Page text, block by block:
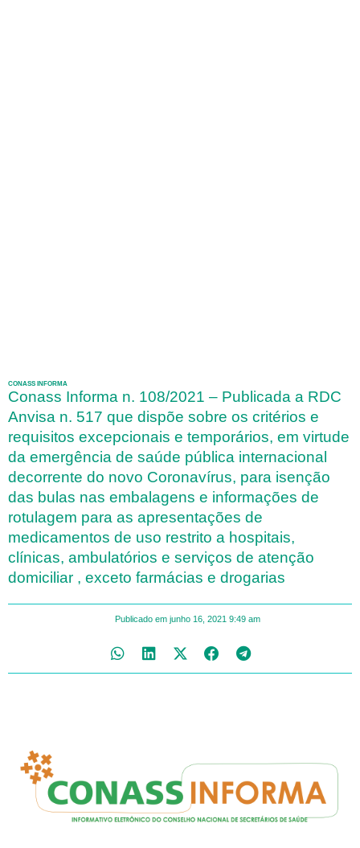
CONASS INFORMA
Conass Informa n. 108/2021 – Publicada a RDC
Anvisa n. 517 que dispõe sobre os critérios e
requisitos excepcionais e temporários, em virtude
da emergência de saúde pública internacional
decorrente do novo Coronavírus, para isenção
das bulas nas embalagens e informações de
rotulagem para as apresentações de
medicamentos de uso restrito a hospitais,
clínicas, ambulatórios e serviços de atenção
domiciliar , exceto farmácias e drogarias
Publicado em junho 16, 2021 9:49 am